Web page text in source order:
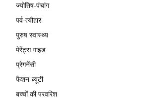
ज्योतिष-पंचांग
पर्व-त्यौहार
पुरुष स्वास्थ्य
पेरेंट्स गाइड
प्रेगनेंसी
फैशन-ब्यूटी
बच्चों की परवरिश